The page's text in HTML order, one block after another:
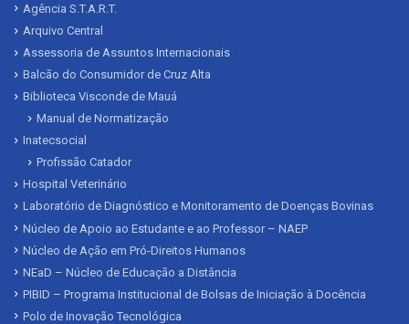
Agência S.T.A.R.T.
Arquivo Central
Assessoria de Assuntos Internacionais
Balcão do Consumidor de Cruz Alta
Biblioteca Visconde de Mauá
Manual de Normatização
Inatecsocial
Profissão Catador
Hospital Veterinário
Laboratório de Diagnóstico e Monitoramento de Doenças Bovinas
Núcleo de Apoio ao Estudante e ao Professor – NAEP
Núcleo de Ação em Pró-Direitos Humanos
NEaD – Núcleo de Educação a Distância
PIBID – Programa Institucional de Bolsas de Iniciação à Docência
Polo de Inovação Tecnológica